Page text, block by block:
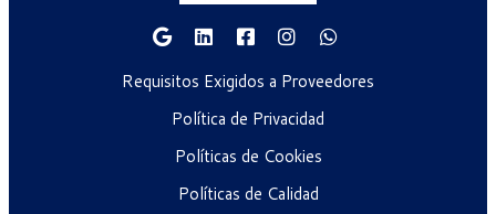
Requisitos Exigidos a Proveedores
Política de Privacidad
Políticas de Cookies
Políticas de Calidad